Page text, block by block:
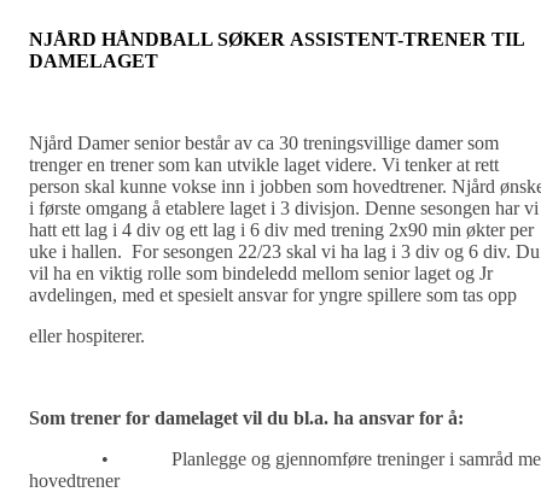
NJÅRD HÅNDBALL SØKER ASSISTENT-TRENER TIL
DAMELAGET
Njård Damer senior består av ca 30 treningsvillige damer som
trenger en trener som kan utvikle laget videre. Vi tenker at rett
person skal kunne vokse inn i jobben som hovedtrener. Njård
i første omgang å etablere laget i 3 divisjon. Denne sesongen har vi
hatt ett lag i 4 div og ett lag i 6 div med trening 2x90 min økter per
uke i hallen. For sesongen 22/23 skal vi ha lag i 3 div og 6 div. Du
vil ha en viktig rolle som bindeledd mellom senior laget og Jr
avdelingen, med et spesielt ansvar for yngre spillere som tas opp
eller hospiterer.
Som trener for damelaget vil du bl.a. ha ansvar for å:
• Planlegge og gjennomføre treninger i samråd
hovedtrener